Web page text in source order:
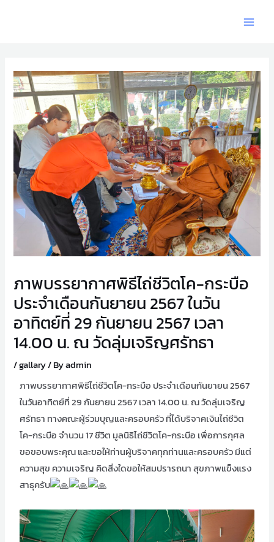
ภาพบรรยากาศพิธีไถ่ชีวิตโค-กระบือ
ประจำเดือนกันยายน 2567 ในวัน
อาทิตย์ที่ 29 กันยายน 2567 เวลา
14.00 น. ณ วัดลุ่มเจริญศรัทธา
/gallary/ Byadmin
ภาพบรรยากาศพิธีไถ่ชีวิตโค-กระบือ ประจำเดือนกันยายน 2567
ในวันอาทิตย์ที่ 29 กันยายน 2567 เวลา 14.00 น. ณ วัดลุ่มเจริญ
ศรัทธา ทางคณะผู้ร่วมบุญและครอบครัว ที่ได้บริจาคเงินไถ่ชีวิต
โค-กระบือ จำนวน 17 ชีวิต มูลนิธิไถ่ชีวิตโค-กระบือ เพื่อการกุศล
ขอขอบพระคุณ และขอให้ท่านผู้บริจาคทุกท่านและครอบครัว มีแต่
ความสุข ความเจริญ คิดสิ่งใดขอให้สมปรารถนา สุขภาพแข็งแรง
สาธุครับ